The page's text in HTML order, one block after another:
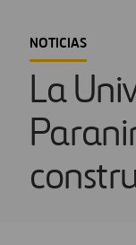
NOTICIAS
La